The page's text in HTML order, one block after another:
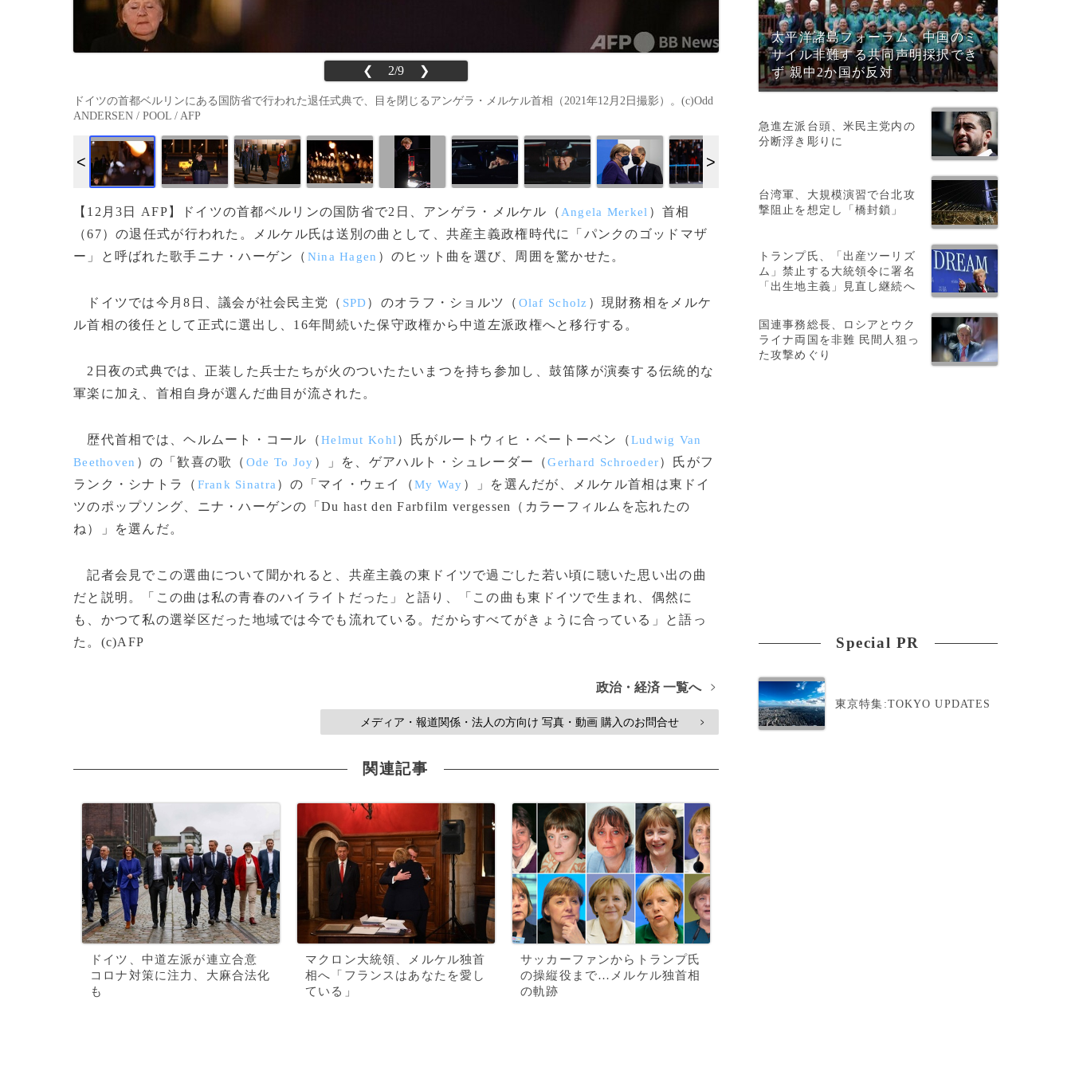
❮ 2/9 ❯
ドイツの首都ベルリンにある国防省で行われた退任式典で、目を閉じるアンゲラ・メルケル首相（2021年12月2日撮影）。(c)Odd
ANDERSEN / POOL / AFP
【12月3日 AFP】ドイツの首都ベルリンの国防省で2日、アンゲラ・メルケル（ Angela Merkel ）首相
（67）の退任式が行われた。メルケル氏は送別の曲として、共産主義政権時代に「パンクのゴッドマザ
ー」と呼ばれた歌手ニナ・ハーゲン（ Nina Hagen ）のヒット曲を選び、周囲を驚かせた。
ドイツでは今月8日、議会が社会民主党（ SPD）のオラフ・ショルツ（ Olaf Scholz ）現財務相をメルケ
ル首相の後任として正式に選出し、16年間続いた保守政権から中道左派政権へと移行する。
2日夜の式典では、正装した兵士たちが火のついたたいまつを持ち参加し、鼓笛隊が演奏する伝統的な
軍楽に加え、首相自身が選んだ曲目が流された。
歴代首相では、ヘルムート・コール（Helmut Kohl ）氏がルートウィヒ・ベートーベン（Ludwig Van
Beethoven ）の「歓喜の歌（ Ode To Joy ）」を、ゲアハルト・シュレーダー（Gerhard Schroeder）氏がフ
ランク・シナトラ（ Frank Sinatra ）の「マイ・ウェイ（My Way ）」を選んだが、メルケル首相は東ドイ
ツのポップソング、ニナ・ハーゲンの「Du hast den Farbfilm vergessen（カラーフィルムを忘れたの
ね）」を選んだ。
記者会見でこの選曲について聞かれると、共産主義の東ドイツで過ごした若い頃に聴いた思い出の曲
だと説明。「この曲は私の青春のハイライトだった」と語り、「この曲も東ドイツで生まれ、偶然に
も、かつて私の選挙区だった地域では今でも流れている。だからすべてがきょうに合っている」と語っ
た。(c)AFP
政治・経済 一覧へ >
メディア・報道関係・法人の方向け 写真・動画 購入のお問合せ >
関連記事
ドイツ、中道左派が連立合意
コロナ対策に注力、大麻合法化
も
マクロン大統領、メルケル独首
相へ「フランスはあなたを愛し
ている」
サッカーファンからトランプ氏
の操縦役まで…メルケル独首相
の軌跡
太平洋諸島フォーラム、中国のミ
サイル非難する共同声明採択でき
ず 親中2か国が反対
急進左派台頭、米民主党内の
分断浮き彫りに
台湾軍、大規模演習で台北攻
撃阻止を想定し「橋封鎖」
トランプ氏、「出産ツーリズ
ム」禁止する大統領令に署名
「出生地主義」見直し継続へ
国連事務総長、ロシアとウク
ライナ両国を非難 民間人狙っ
た攻撃めぐり
Special PR
東京特集:TOKYO UPDATES